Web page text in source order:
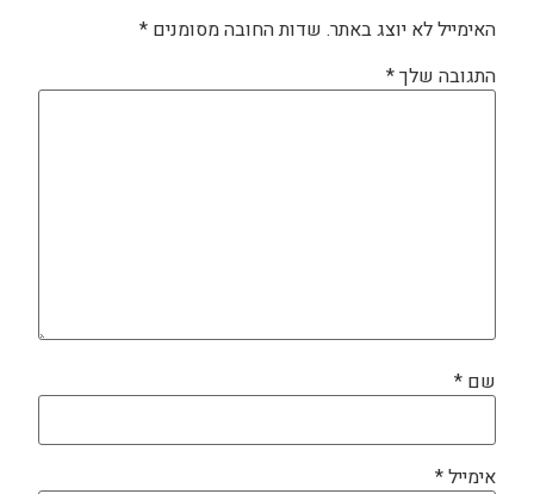
האימייל לא יוצג באתר. שדות החובה מסומנים *
התגובה שלך*
שם *
אימייל*